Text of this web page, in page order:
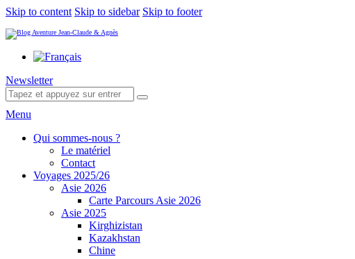
Skip to content Skip to sidebar Skip to footer
facebook-
1
twitter-
1
youtube-
1
Newsletter
Menu
Qui sommes-nous ?
Le matériel
Contact
Voyages 2025/26
Asie 2026
Carte Parcours Asie 2026
Asie 2025
Kirghizistan
Kazakhstan
Chine